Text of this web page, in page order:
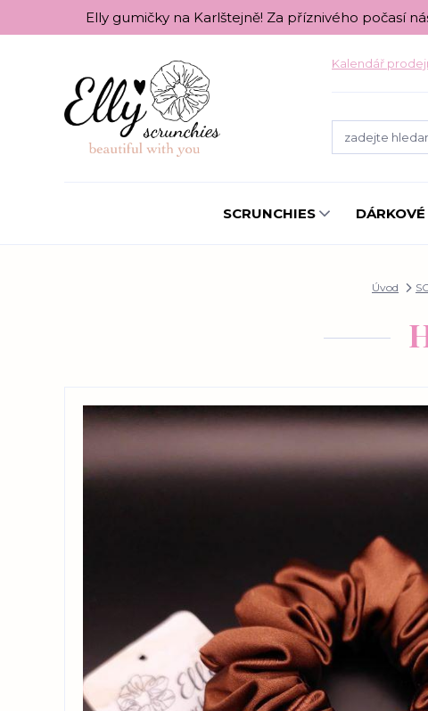
Elly gumičky na Karlštejně! Za příznivého počasí
Kalendář
SCRUNCHIES
Úvod